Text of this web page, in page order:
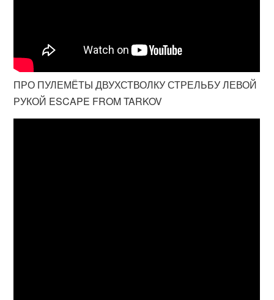
ПРО ПУЛЕМЁТЫ ДВУХСТВОЛКУ СТРЕЛЬБУ ЛЕВОЙ
РУКОЙ ESCAPE FROM TARKOV